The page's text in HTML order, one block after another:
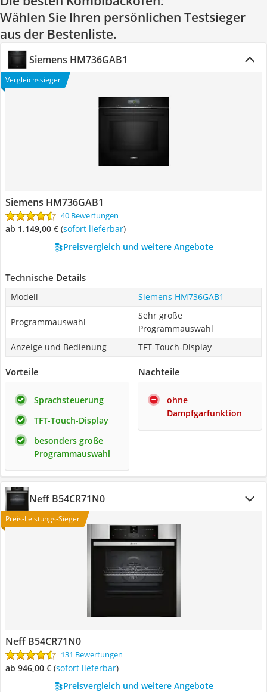
Wählen Sie Ihren persönlichen Testsieger
aus der Bestenliste.
Siemens HM736GAB1
Vergleichssieger
Siemens HM736GAB1
40 Bewertungen
ab 1.149,00 € ( Sofort lieferbar)
Preisvergleich und weitere Angebote
Technische Details
Modell Siemens HM736GAB1
Programmauswahl
Sehr große
Programmauswahl
Anzeige und Bedienung
TFT-Touch-Display
Vorteile
Sprachsteuerung
TFT-Touch-Display
besonders große
Programmauswahl
Nachteile
ohne
Dampfgarfunktion
Neff B54CR71N0
Preis-Leistungs-Sieger
Neff B54CR71N0
131 Bewertungen
ab 946,00 € ( Sofort lieferbar)
Preisvergleich und weitere Angebote